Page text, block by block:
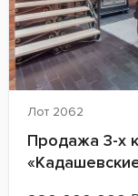
Лот 2062
Продажа 3-х